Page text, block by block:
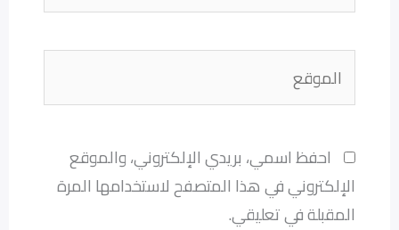
احفظ اسمي، بريدي الإلكتروني، والموقع
الإلكتروني في هذا المتصفح لاستخدامها المرة
المقبلة في تعليقي.